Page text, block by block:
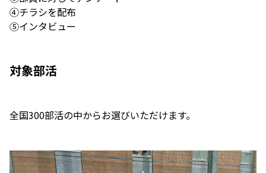
④チラシを配布
⑤インタビュー
対象部活
全国300部活の中からお選びいただけます。